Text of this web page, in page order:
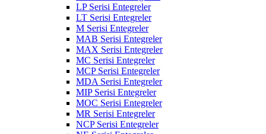
LP Serisi Entegreler
LT Serisi Entegreler
M Serisi Entegreler
MAB Serisi Entegreler
MAX Serisi Entegreler
MC Serisi Entegreler
MCP Serisi Entegreler
MDA Serisi Entegreler
MIP Serisi Entegreler
MOC Serisi Entegreler
MR Serisi Entegreler
NCP Serisi Entegreler